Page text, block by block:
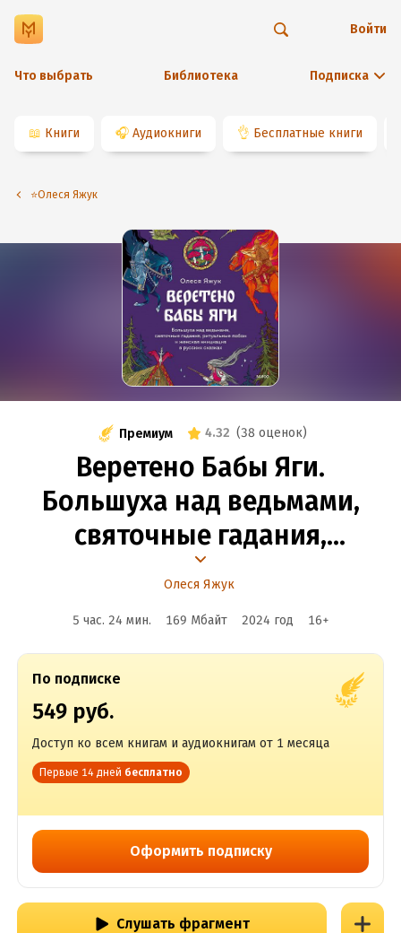
Что выбрать Библиотека Подписка
Войти
📖 Книги 🎧 Аудиокниги 👌 Бесплатные книги
⭐️Олеся Яжук
Премиум 4.32 (38 оценок)
Веретено Бабы Яги.
Большуха над ведьмами,
святочные гадания,
ритуальные побои
Олеся Яжук
5 час. 24 мин. 169 Мбайт 2024 год 16+
По подписке
549 руб.
Доступ ко всем книгам и аудиокнигам от 1 месяца
Первые 14 дней бесплатно
Оформить подписку
Слушать фрагмент